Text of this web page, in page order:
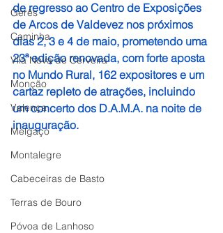
Gerês
Caminha
Vila Nova de Cerveira
Monção
Valença
Melgaço
Montalegre
Cabeceiras de Basto
Terras de Bouro
Póvoa de Lanhoso
de regresso ao Centro de Exposições
de Arcos de Valdevez nos próximos
dias 2, 3 e 4 de maio, prometendo uma
23ª edição renovada, com forte aposta
no Mundo Rural, 162 expositores e um
cartaz repleto de atrações, incluindo
um concerto dos D.A.M.A. na noite de
inauguração.